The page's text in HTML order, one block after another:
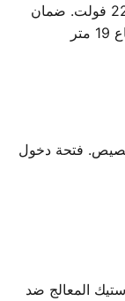
طلمبة هايبر فلو 0.75 كيلوواط (1 حصان) 220 فولت. ضمان
فتحة دخول
المعالج ضد